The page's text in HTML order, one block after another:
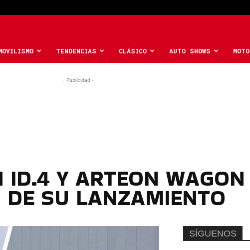
TENDENCIAS CLÁSICO AUTO SHOWS MOTO
- Publicidad -
ID.4 Y ARTEON WAGON
SU LANZAMIENTO
SÍGUENOS